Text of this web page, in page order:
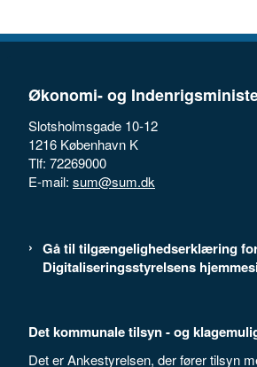
Økonomi- og
Slotsholmsgade 10-12
1216 København K
Tlf: 72269000
E-mail: sum@sum.dk
Gå til tilgængelighedserklæring
Digitaliseringsstyrelsens
Det kommunale tilsyn - og
Det er Ankestyrelsen, der fører tilsyn